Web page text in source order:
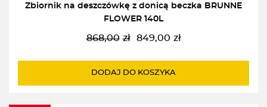
Zbiornik na deszczówkę z donicą beczka BRUNNE
FLOWER 140L
868,00 zł
Pierwotna
wynosiła:
849,00 zł
Aktualna
wynosi:
DODAJ DO KOSZYKA